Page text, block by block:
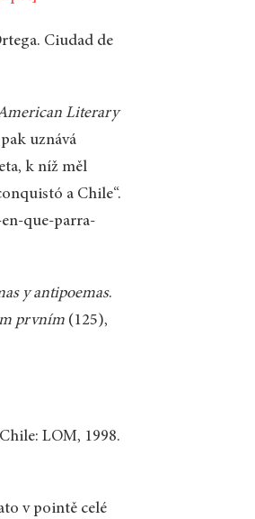
Ciudad de
Literary
uznává
k níž měl
a Chile“.
que-parra-
y antipoemas.
prvním (125),
LOM, 1998.
v pointě celé